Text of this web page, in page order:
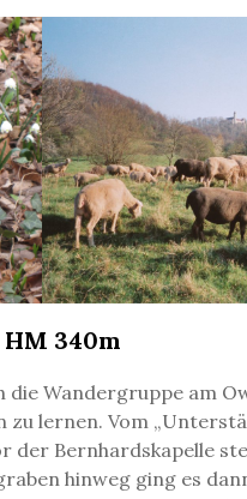
HM 340m
Wandergruppe am
zu lernen. Vom
der Bernhardskapelle
hinweg ging es